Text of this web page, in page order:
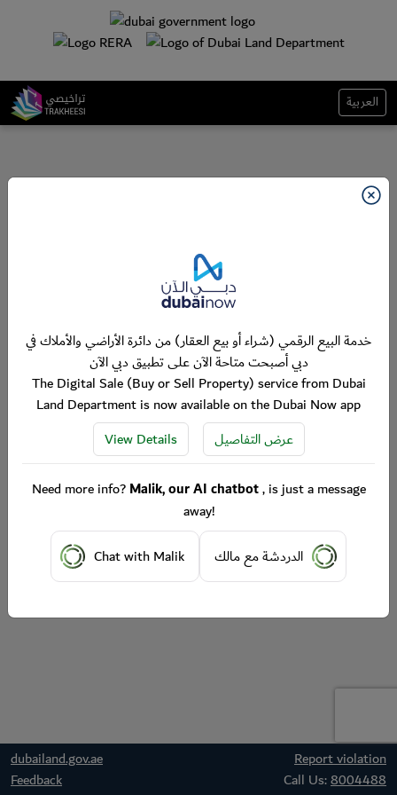
العربية
dubailand.gov.ae
Report violation
Feedback
Call Us:8004488
خدمة البيع الرقمي (شراء أو بيع العقار) من دائرة الأراضي والأملاك في
دبي أصبحت متاحة الآن على تطبيق دبي الآن
The Digital Sale (Buy or Sell Property) service from Dubai
Land Department is now available on the Dubai Now app
View Details
عرض التفاصيل
Need more info?Malik, our AI chatbot, is just a message
away!
Chat with Malik
الدردشة مع مالك